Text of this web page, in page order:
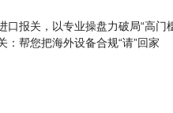
口报关，以专业操盘力破局“高门
：帮您把海外设备合规“请”回家